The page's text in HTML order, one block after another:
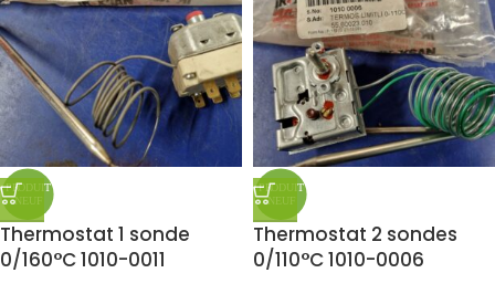
Thermostat 1 sonde
0/160°C 1010-0011
Thermostat 2 sondes
0/110°C 1010-0006